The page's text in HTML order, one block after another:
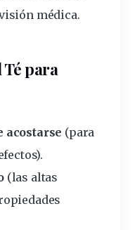
médica.
Té para
acostarse (para
(las altas